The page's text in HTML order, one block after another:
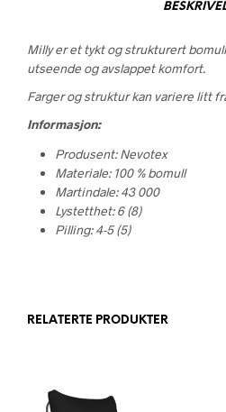
Milly er et tykt og strukturert
utseende og avslappet komfort.
Farger og struktur kan variere litt
Informasjon:
Produsent: Nevotex
Materiale: 100 % bomull
Martindale: 43 000
Lystetthet: 6 (8)
Pilling: 4-5 (5)
RELATERTE PRODUKTER